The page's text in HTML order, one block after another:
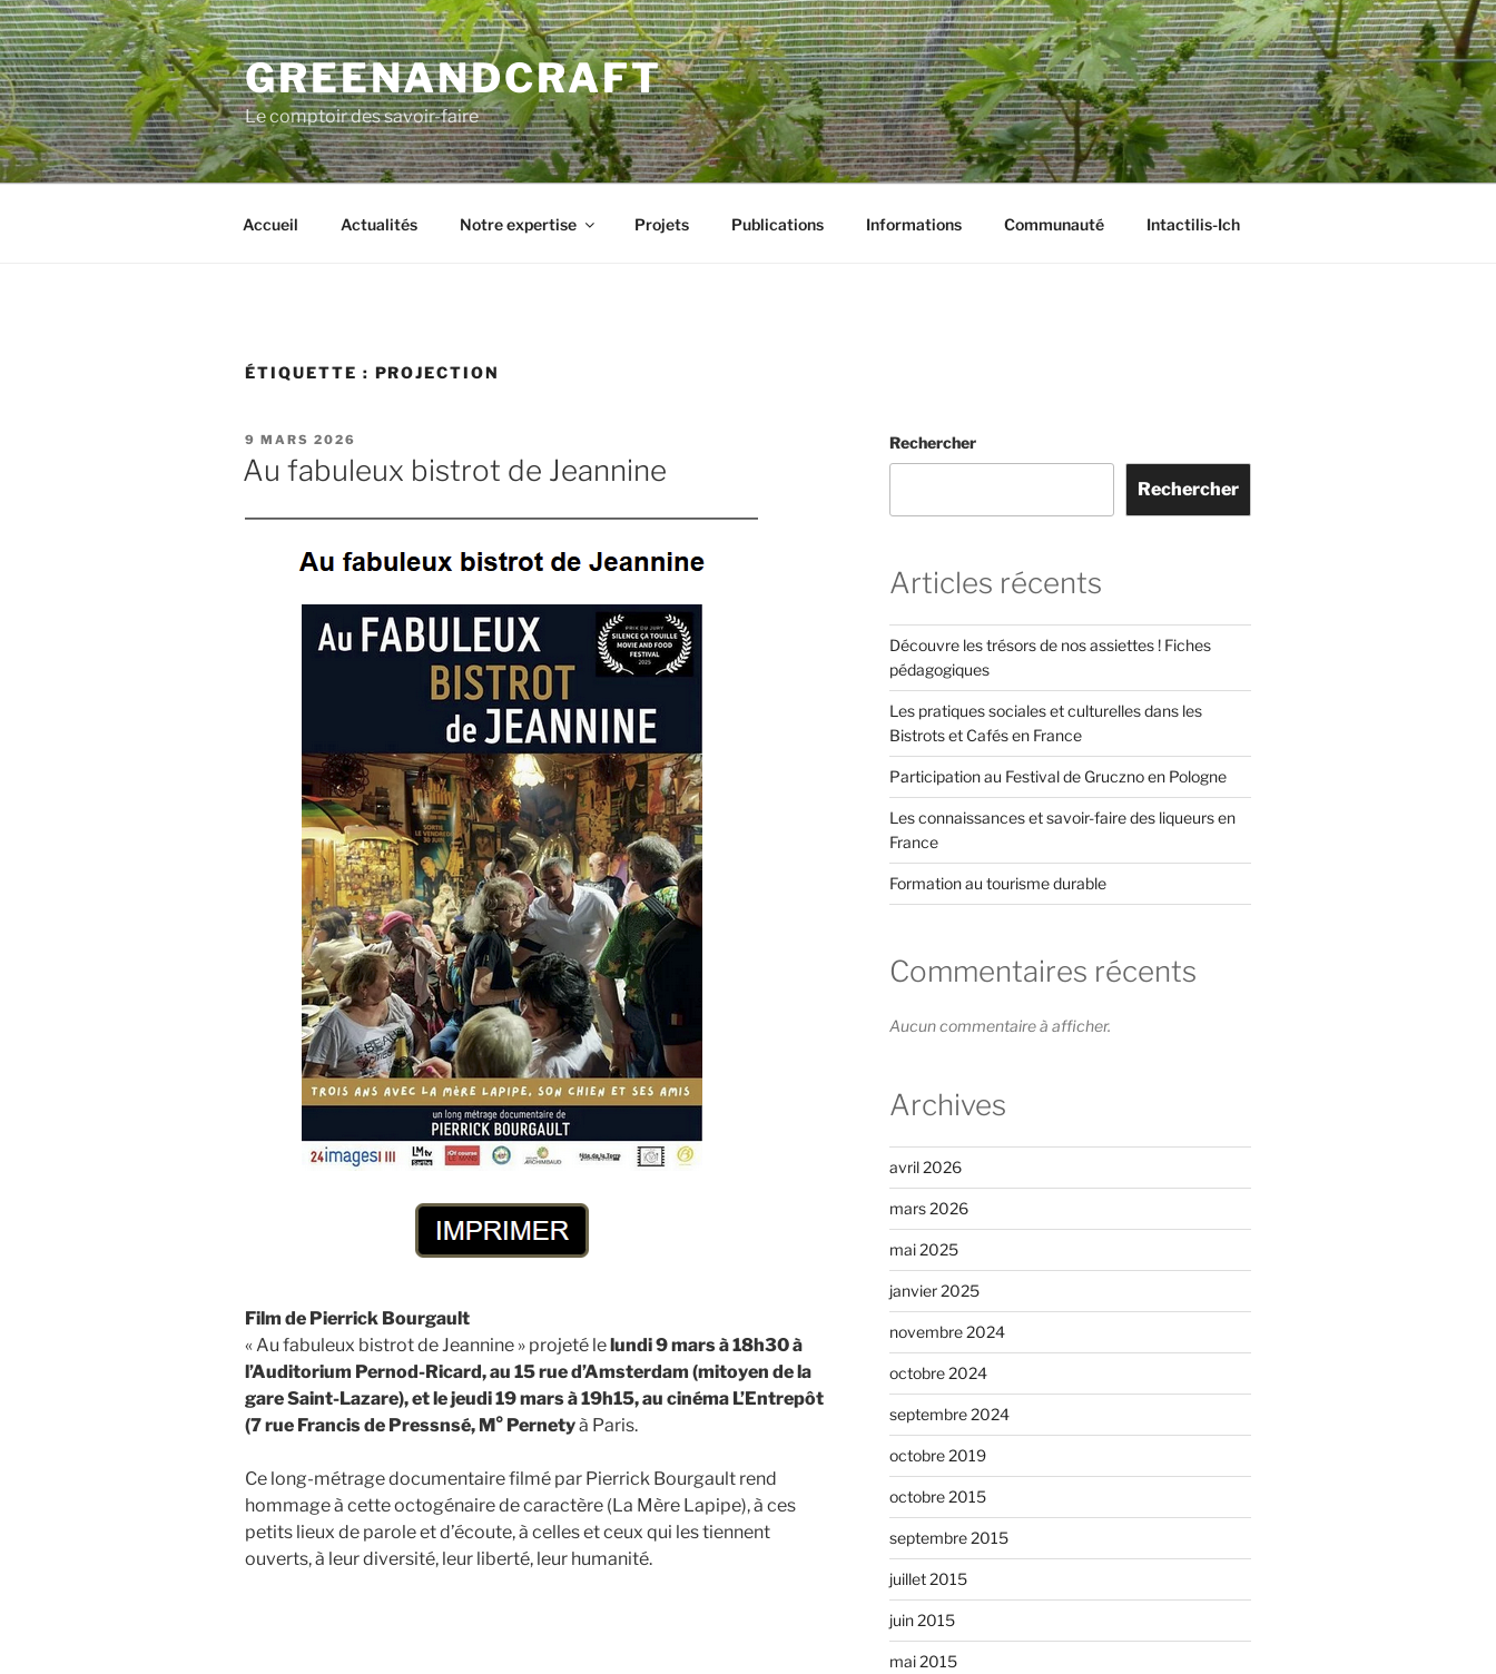
Aller
au
contenu
principal
GREENANDCRAFT
Le comptoir des savoir-faire
Accueil Actualités Notre expertise Projets Publications Informations Communauté Intactilis-Ich
ÉTIQUETTE : PROJECTION
PUBLIÉ
LE
9 MARS 2026
Au fabuleux bistrot de Jeannine
Film de Pierrick Bourgault
« Au fabuleux bistrot de Jeannine » projeté lelundi 9 mars à 18h30 à
l’Auditorium Pernod-Ricard, au 15 rue d’Amsterdam (mitoyen de la
gare Saint-Lazare), et le jeudi 19 mars à 19h15, au cinéma L’Entrepôt
(7 rue Francis de Pressnsé, M° Pernetyà Paris.
Ce long-métrage documentaire filmé par Pierrick Bourgault rend
hommage à cette octogénaire de caractère (La Mère Lapipe), à ces
petits lieux de parole et d’écoute, à celles et ceux qui les tiennent
ouverts, à leur diversité, leur liberté, leur humanité.
Rechercher
Rechercher
Articles récents
Découvre les trésors de nos assiettes ! Fiches
pédagogiques
Les pratiques sociales et culturelles dans les
Bistrots et Cafés en France
Participation au Festival de Gruczno en Pologne
Les connaissances et savoir-faire des liqueurs en
France
Formation au tourisme durable
Commentaires récents
Aucun commentaire à afficher.
Archives
avril 2026
mars 2026
mai 2025
janvier 2025
novembre 2024
octobre 2024
septembre 2024
octobre 2019
octobre 2015
septembre 2015
juillet 2015
juin 2015
mai 2015